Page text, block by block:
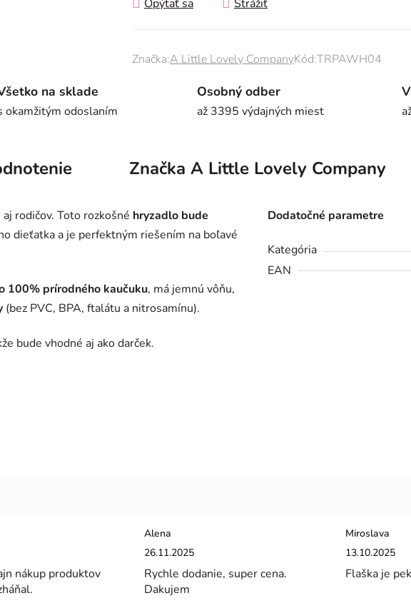
Opýtať sa Strážiť
Značka:A Little Lovely CompanyKód:TRPAWH04
na sklade
okamžitým odoslaním
Osobný odber
až 3395 výdajných miest
Značka A Little Lovely Company
rodičov. Toto rozkošné hryzadlo bude
dieťatka a je perfektným riešením na boľavé
100% prírodného kaučuku, má jemnú vôňu,
(bez PVC, BPA, ftalátu a nitrosamínu).
bude vhodné aj ako darček.
Dodatočné parametre
Kategória
EAN
je 5 z 5 hviezdičiek.
nákup produktov
Alena
Hodnotenie obchodu je 5 z 5 hviezdičiek.
26.11.2025
Rychle dodanie, super cena.
Dakujem
Miroslava
Hodnotenie
13.10.2025
Flaška je